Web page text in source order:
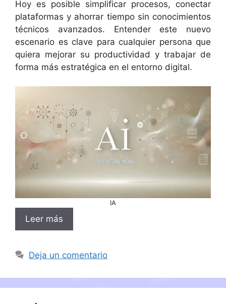
Hoy es posible simplificar procesos, conectar
plataformas y ahorrar tiempo sin conocimientos
técnicos avanzados. Entender este nuevo
escenario es clave para cualquier persona que
quiera mejorar su productividad y trabajar de
forma más estratégica en el entorno digital.
IA
Leer más
Deja un comentario